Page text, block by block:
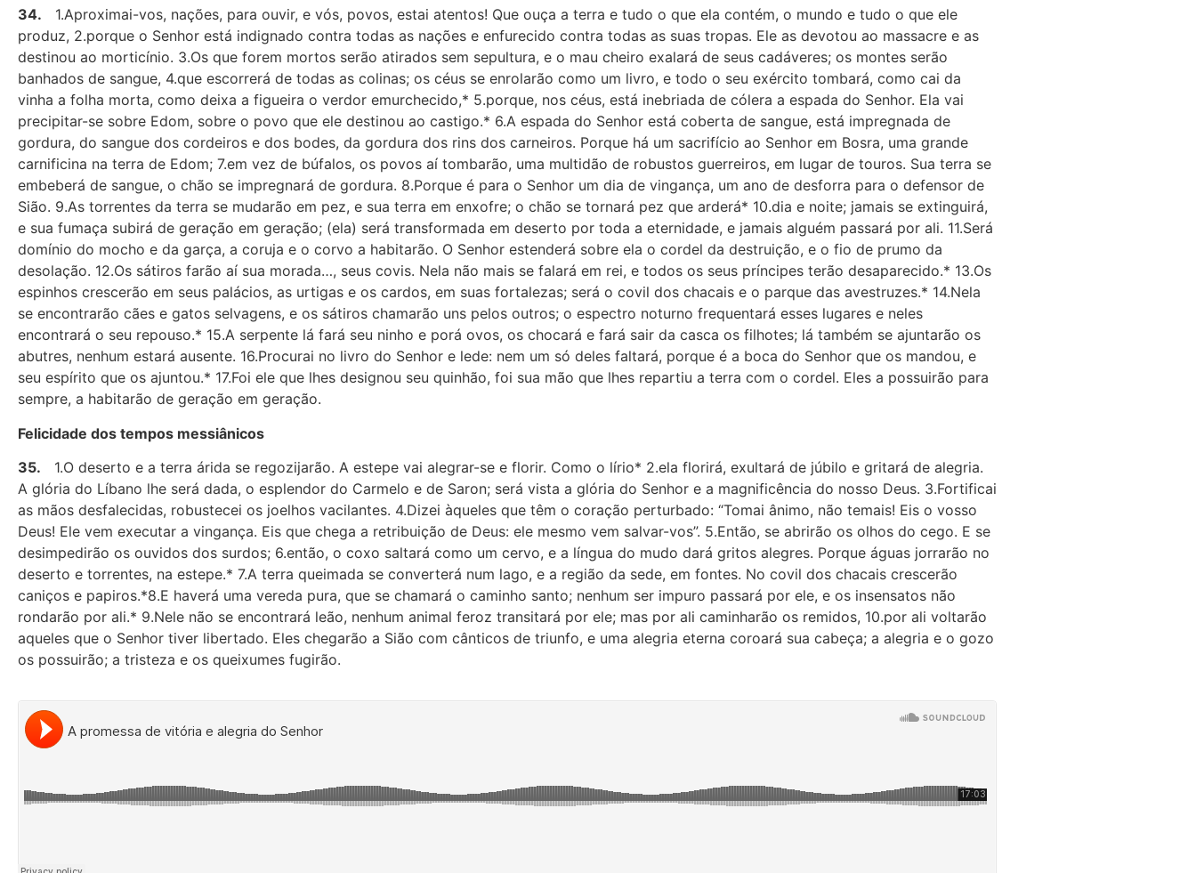
34. 1.Aproximai-vos, nações, para ouvir, e vós, povos, estai atentos! Que ouça a terra e tudo o que ela contém, o mundo e tudo o que ele
produz, 2.porque o Senhor está indignado contra todas as nações e enfurecido contra todas as suas tropas. Ele as devotou ao massacre e as
destinou ao morticínio. 3.Os que forem mortos serão atirados sem sepultura, e o mau cheiro exalará de seus cadáveres; os montes serão
banhados de sangue, 4.que escorrerá de todas as colinas; os céus se enrolarão como um livro, e todo o seu exército tombará, como cai da
vinha a folha morta, como deixa a figueira o verdor emurchecido,* 5.porque, nos céus, está inebriada de cólera a espada do Senhor. Ela vai
precipitar-se sobre Edom, sobre o povo que ele destinou ao castigo.* 6.A espada do Senhor está coberta de sangue, está impregnada de
gordura, do sangue dos cordeiros e dos bodes, da gordura dos rins dos carneiros. Porque há um sacrifício ao Senhor em Bosra, uma grande
carnificina na terra de Edom; 7.em vez de búfalos, os povos aí tombarão, uma multidão de robustos guerreiros, em lugar de touros. Sua terra se
embeberá de sangue, o chão se impregnará de gordura. 8.Porque é para o Senhor um dia de vingança, um ano de desforra para o defensor de
Sião. 9.As torrentes da terra se mudarão em pez, e sua terra em enxofre; o chão se tornará pez que arderá* 10.dia e noite; jamais se extinguirá,
e sua fumaça subirá de geração em geração; (ela) será transformada em deserto por toda a eternidade, e jamais alguém passará por ali. 11.Será
domínio do mocho e da garça, a coruja e o corvo a habitarão. O Senhor estenderá sobre ela o cordel da destruição, e o fio de prumo da
desolação. 12.Os sátiros farão aí sua morada…, seus covis. Nela não mais se falará em rei, e todos os seus príncipes terão desaparecido.* 13.Os
espinhos crescerão em seus palácios, as urtigas e os cardos, em suas fortalezas; será o covil dos chacais e o parque das avestruzes.* 14.Nela
se encontrarão cães e gatos selvagens, e os sátiros chamarão uns pelos outros; o espectro noturno frequentará esses lugares e neles
encontrará o seu repouso.* 15.A serpente lá fará seu ninho e porá ovos, os chocará e fará sair da casca os filhotes; lá também se ajuntarão os
abutres, nenhum estará ausente. 16.Procurai no livro do Senhor e lede: nem um só deles faltará, porque é a boca do Senhor que os mandou, e
seu espírito que os ajuntou.* 17.Foi ele que lhes designou seu quinhão, foi sua mão que lhes repartiu a terra com o cordel. Eles a possuirão para
sempre, a habitarão de geração em geração.
Felicidade dos tempos messiânicos
35. 1.O deserto e a terra árida se regozijarão. A estepe vai alegrar-se e florir. Como o lírio* 2.ela florirá, exultará de júbilo e gritará de alegria.
A glória do Líbano lhe será dada, o esplendor do Carmelo e de Saron; será vista a glória do Senhor e a magnificência do nosso Deus. 3.Fortificai
as mãos desfalecidas, robustecei os joelhos vacilantes. 4.Dizei àqueles que têm o coração perturbado: “Tomai ânimo, não temais! Eis o vosso
Deus! Ele vem executar a vingança. Eis que chega a retribuição de Deus: ele mesmo vem salvar-vos”. 5.Então, se abrirão os olhos do cego. E se
desimpedirão os ouvidos dos surdos; 6.então, o coxo saltará como um cervo, e a língua do mudo dará gritos alegres. Porque águas jorrarão no
deserto e torrentes, na estepe.* 7.A terra queimada se converterá num lago, e a região da sede, em fontes. No covil dos chacais crescerão
caniços e papiros.*8.E haverá uma vereda pura, que se chamará o caminho santo; nenhum ser impuro passará por ele, e os insensatos não
rondarão por ali.* 9.Nele não se encontrará leão, nenhum animal feroz transitará por ele; mas por ali caminharão os remidos, 10.por ali voltarão
aqueles que o Senhor tiver libertado. Eles chegarão a Sião com cânticos de triunfo, e uma alegria eterna coroará sua cabeça; a alegria e o gozo
os possuirão; a tristeza e os queixumes fugirão.